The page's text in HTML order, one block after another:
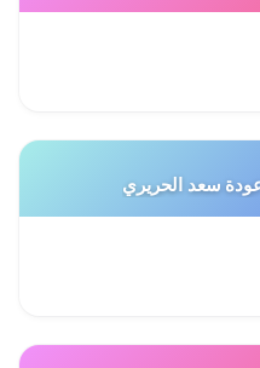
سعد الحريري